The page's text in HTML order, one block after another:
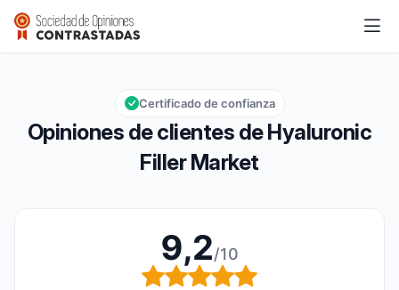
Hyaluronic Filler Market
Calificación global: 9,2 de 10
9,2/10
Opiniones de clientes de Hyaluronic
Filler Market
Certificado de confianza
9,2/10
Calificación global: 9,2